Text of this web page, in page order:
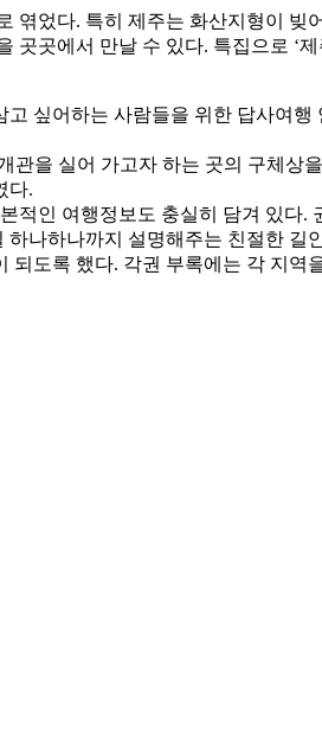
엮었다. 특히 제주는 화산지형이 빚
곳에서 만날 수 있다. 특집으로 ‘
싶어하는 사람들을 위한 답사여행
관을 실어 가고자 하는 곳의 구체상
다.
적인 여행정보도 충실히 담겨 있다.
나하나까지 설명해주는 친절한 길
도록 했다. 각권 부록에는 각 지역